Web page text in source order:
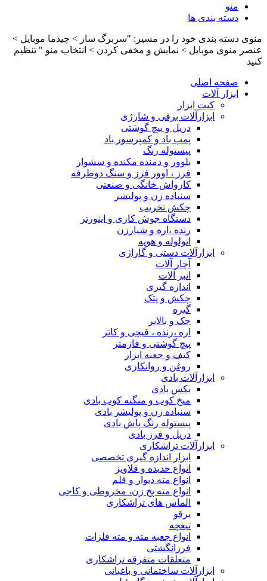
منو
دسته بندی ها
منوی دسته بندی خود را در مسیر: "سربرگ ساز > چیدما موبایل >
عنصر منوی موبایل > نمایش و مخفی کردن > انتخاب منو " تنظیم
کنید
صفحه اصلی
ابزار آلات
کیت ابزار
ابزارآلات برقی و شارژی
دریل و پیچ گوشتی
پمپ باد و کمپرسور باد
پیستوله رنگ
بلوور و دمنده مکنده و سشوار
فرز ، اوور فرز و سنگ دوطرفه
کارواش خانگی و صنعتی
سنباده زن و پولیشر
چکش تخریب
دستگاه جوش کاری و اینورتر
رنده ،اره و شیارزن
اتولوله و هویه
ابزارآلات دستی و گاراژی
آچار آلات
انبر آلات
اندازه گیری
چکش و پتک
گیره
جک و بالابر
اره ،رنده ، قیچی و کاتر
پیچ گوشتی و فازمتر
کیف و جعبه ابزار
روغن و روانکاری
ابزارآلات بادی
بکس بادی
میخ کوب و منگنه کوب بادی
سنباده زن و پولیشر بادی
پیستوله رنگ پاش بادی
دریل و فرز بادی
ابزارآلات تراشکاری
ابزار اندازه گیری تخصصی
انواع حدیده و قلاویز
انواع مته دیوار و قلم
انواع مته پخ زن، مخروطی و کاجی
الماس های تراشکاری
برقو
تیغچه
انواع جعبه مته و مته فلزات
فرزانگشتی
متعلقات متفرقه تراشکاری
ابزارآلات ساختمانی و باغبانی